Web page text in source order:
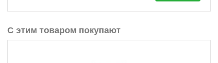
С этим товаром покупают